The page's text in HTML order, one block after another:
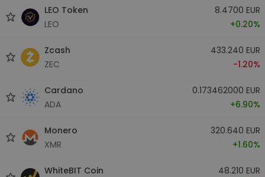
LEO Token
LEO
8.4700 EUR
+0.20%
Zcash
ZEC
433.240 EUR
-1.20%
Cardano
ADA
0.173462000 EUR
+6.90%
Monero
XMR
320.640 EUR
+1.60%
WhiteBIT Coin
48.210 EUR